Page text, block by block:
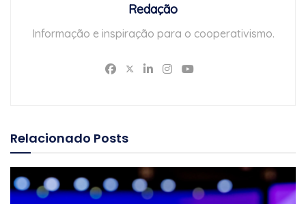
Redação
Informação e inspiração para o cooperativismo.
Relacionado Posts